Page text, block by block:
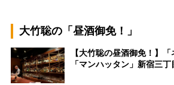
大竹聡の「昼酒御免！」
【大竹聡の昼酒御免！】
「マンハッタン」新宿三